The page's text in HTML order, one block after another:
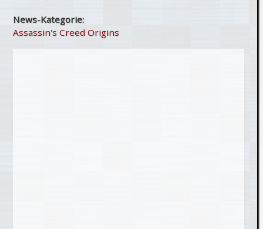
News-Kategorie:
Assassin's Creed Origins